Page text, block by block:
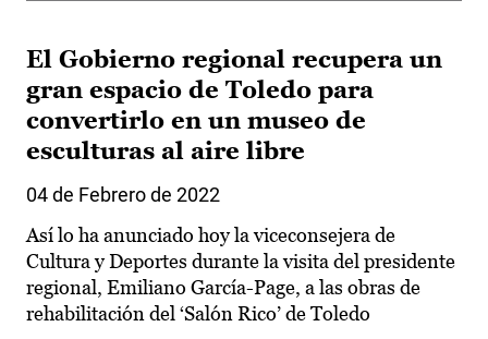
El Gobierno regional recupera un
gran espacio de Toledo para
convertirlo en un museo de
esculturas al aire libre
04 de Febrero de 2022
Así lo ha anunciado hoy la viceconsejera de
Cultura y Deportes durante la visita del presidente
regional, Emiliano García-Page, a las obras de
rehabilitación del ‘Salón Rico’ de Toledo